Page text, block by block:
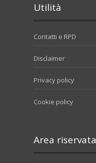
Utilità
Contatti e RPD
Disclaimer
Privacy policy
Cookie policy
Area riservata